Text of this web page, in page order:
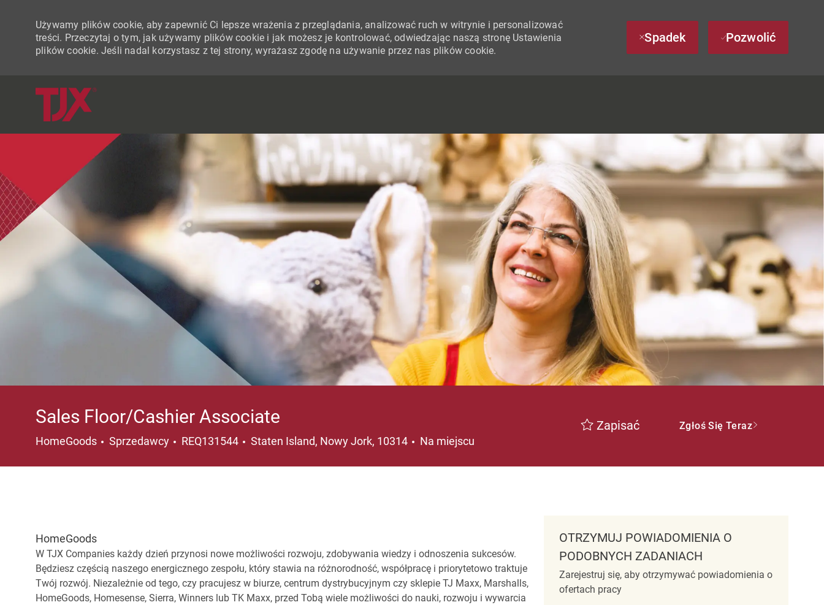
Używamy plików cookie, aby zapewnić Ci lepsze wrażenia z przeglądania, analizować ruch w witrynie i personalizować
treści. Przeczytaj o tym, jak używamy plików cookie i jak możesz je kontrolować, odwiedzając naszą stronę Ustawienia
plików cookie. Jeśli nadal korzystasz z tej strony, wyrażasz zgodę na używanie przez nas plików cookie.
Spadek Pozwolić
Sales Floor/Cashier Associate
HomeGoods Kategoria
Sprzedawcy REQ131544 Lokalizacja
Staten Island, Nowy Jork, 10314 Na miejscu
Zapisać Zgłoś Się Teraz
HomeGoods
W TJX Companies każdy dzień przynosi nowe możliwości rozwoju, zdobywania wiedzy i odnoszenia sukcesów.
Będziesz częścią naszego energicznego zespołu, który stawia na różnorodność, współpracę i priorytetowo traktuje
Twój rozwój. Niezależnie od tego, czy pracujesz w biurze, centrum dystrybucyjnym czy sklepie TJ Maxx, Marshalls,
HomeGoods, Homesense, Sierra, Winners lub TK Maxx, przed Tobą wiele możliwości do nauki, rozwoju i wywarcia
OTRZYMUJ POWIADOMIENIA O
PODOBNYCH ZADANIACH
Zarejestruj się, aby otrzymywać powiadomienia o
ofertach pracy